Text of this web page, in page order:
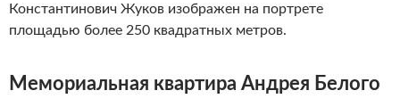
Константинович Жуков изображен на портрете
площадью более 250 квадратных метров.
Мемориальная квартира Андрея Белого